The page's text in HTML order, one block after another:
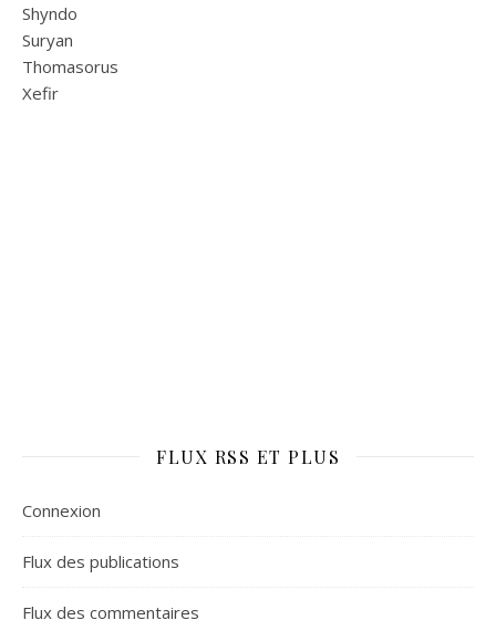
Shyndo
Suryan
Thomasorus
Xefir
FLUX RSS ET PLUS
Connexion
Flux des publications
Flux des commentaires